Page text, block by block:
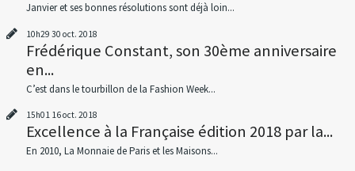
Janvier et ses bonnes résolutions sont déjà loin...
10h29 30 oct. 2018
Frédérique Constant, son 30ème anniversaire
en...
C’est dans le tourbillon de la Fashion Week...
15h01 16oct. 2018
Excellence à la Française édition 2018 par la...
En 2010, La Monnaie de Paris et les Maisons...